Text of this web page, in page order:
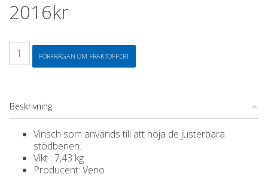
2016kr
Vinsch
stödben
FÖRFRÅGAN OM FRAKTOFFERT
Beskrivning
Vinsch som används till att höja de justerbara
stödbenen.
Vikt : 7,43 kg
Producent: Veno